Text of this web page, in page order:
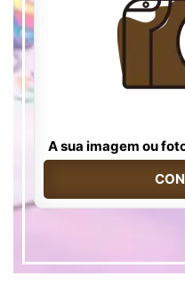
A sua imagem ou